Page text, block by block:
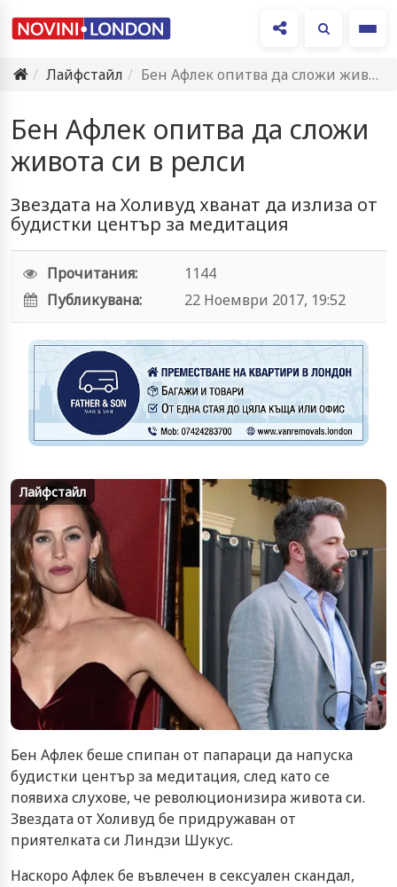
Лайфстайл
Бен Афлек опитва да сложи живота си в релси
Бен Афлек опитва да сложи
живота си в релси
Звездата на Холивуд хванат да излиза от
будистки център за медитация
Прочитания:
1144
Публикувана:
22 Ноември 2017, 19:52
Лайфстайл
Бен Афлек беше спипан от папараци да напуска
будистки център за медитация, след като се
появиха слухове, че революционизира живота си.
Звездата от Холивуд бе придружаван от
приятелката си Линдзи Шукус.
Наскоро Афлек бе въвлечен в сексуален скандал,